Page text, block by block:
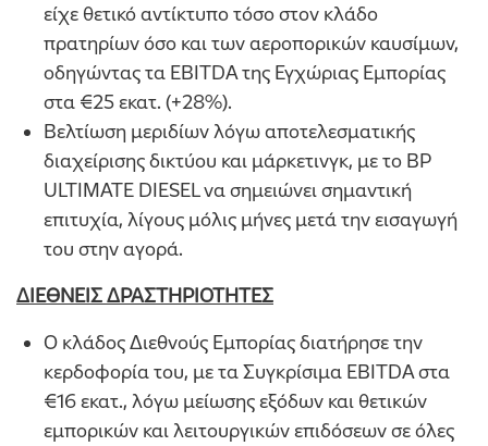
είχε θετικό αντίκτυπο τόσο στον κλάδο
πρατηρίων όσο και των αεροπορικών καυσίμων,
οδηγώντας τα EBITDA της Εγχώριας Εμπορίας
στα €25 εκατ. (+28%).
Βελτίωση μεριδίων λόγω αποτελεσματικής
διαχείρισης δικτύου και μάρκετινγκ, με το BP
ULTIMATE DIESEL να σημειώνει σημαντική
επιτυχία, λίγους μόλις μήνες μετά την εισαγωγή
του στην αγορά.
ΔΙΕΘΝΕΙΣ ΔΡΑΣΤΗΡΙΟΤΗΤΕΣ
Ο κλάδος Διεθνούς Εμπορίας διατήρησε την
κερδοφορία του, με τα Συγκρίσιμα EBITDA στα
€16 εκατ., λόγω μείωσης εξόδων και θετικών
εμπορικών και λειτουργικών επιδόσεων σε όλες